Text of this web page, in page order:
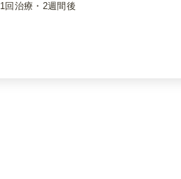
1回治療・2週間後